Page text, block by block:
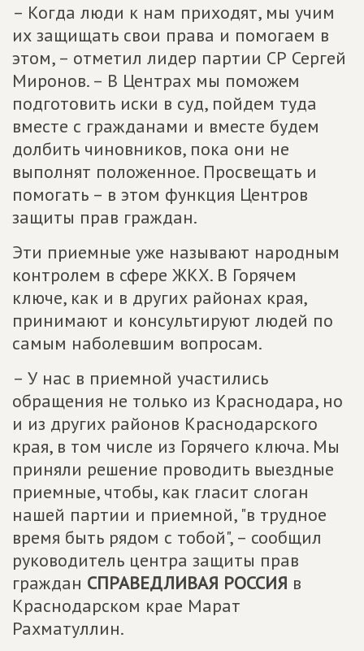
– Когда люди к нам приходят, мы учим
их защищать свои права и помогаем в
этом, – отметил лидер партии СР Сергей
Миронов. – В Центрах мы поможем
подготовить иски в суд, пойдем туда
вместе с гражданами и вместе будем
долбить чиновников, пока они не
выполнят положенное. Просвещать и
помогать – в этом функция Центров
защиты прав граждан.
Эти приемные уже называют народным
контролем в сфере ЖКХ. В Горячем
ключе, как и в других районах края,
принимают и консультируют людей по
самым наболевшим вопросам.
– У нас в приемной участились
обращения не только из Краснодара, но
и из других районов Краснодарского
края, в том числе из Горячего ключа. Мы
приняли решение проводить выездные
приемные, чтобы, как гласит слоган
нашей партии и приемной, "в трудное
время быть рядом с тобой", – сообщил
руководитель центра защиты прав
граждан СПРАВЕДЛИВАЯ РОССИЯ в
Краснодарском крае Марат
Рахматуллин.